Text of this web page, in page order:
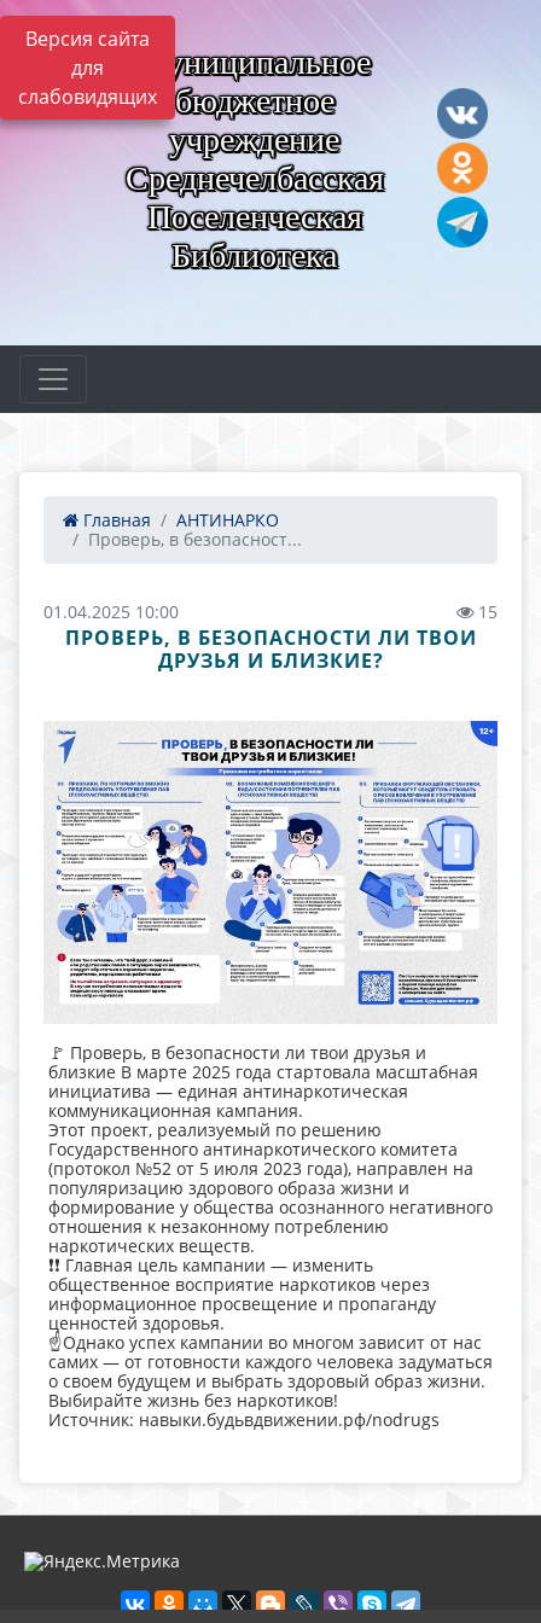
Версия сайта
для
слабовидящих
Муниципальное
бюджетное
учреждение
Среднечелбасская
Поселенческая
Библиотека
Главная
АНТИНАРКО
Проверь, в безопасност...
01.04.2025 10:00 15
ПРОВЕРЬ, В БЕЗОПАСНОСТИ ЛИ ТВОИ
ДРУЗЬЯ И БЛИЗКИЕ?
🚩 Проверь, в безопасности ли твои друзья и
близкие В марте 2025 года стартовала масштабная
инициатива — единая антинаркотическая
коммуникационная кампания.
Этот проект, реализуемый по решению
Государственного антинаркотического комитета
(протокол №52 от 5 июля 2023 года), направлен на
популяризацию здорового образа жизни и
формирование у общества осознанного негативного
отношения к незаконному потреблению
наркотических веществ.
❗❗ Главная цель кампании — изменить
общественное восприятие наркотиков через
информационное просвещение и пропаганду
ценностей здоровья.
☝Однако успех кампании во многом зависит от нас
самих — от готовности каждого человека задуматься
о своем будущем и выбрать здоровый образ жизни.
Выбирайте жизнь без наркотиков!
Источник: навыки.будьвдвижении.рф/nodrugs